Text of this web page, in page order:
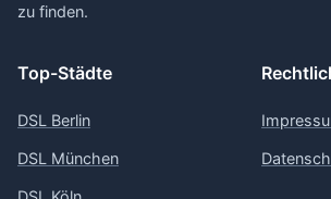
zu finden.
Top-Städte
DSL Berlin
DSL München